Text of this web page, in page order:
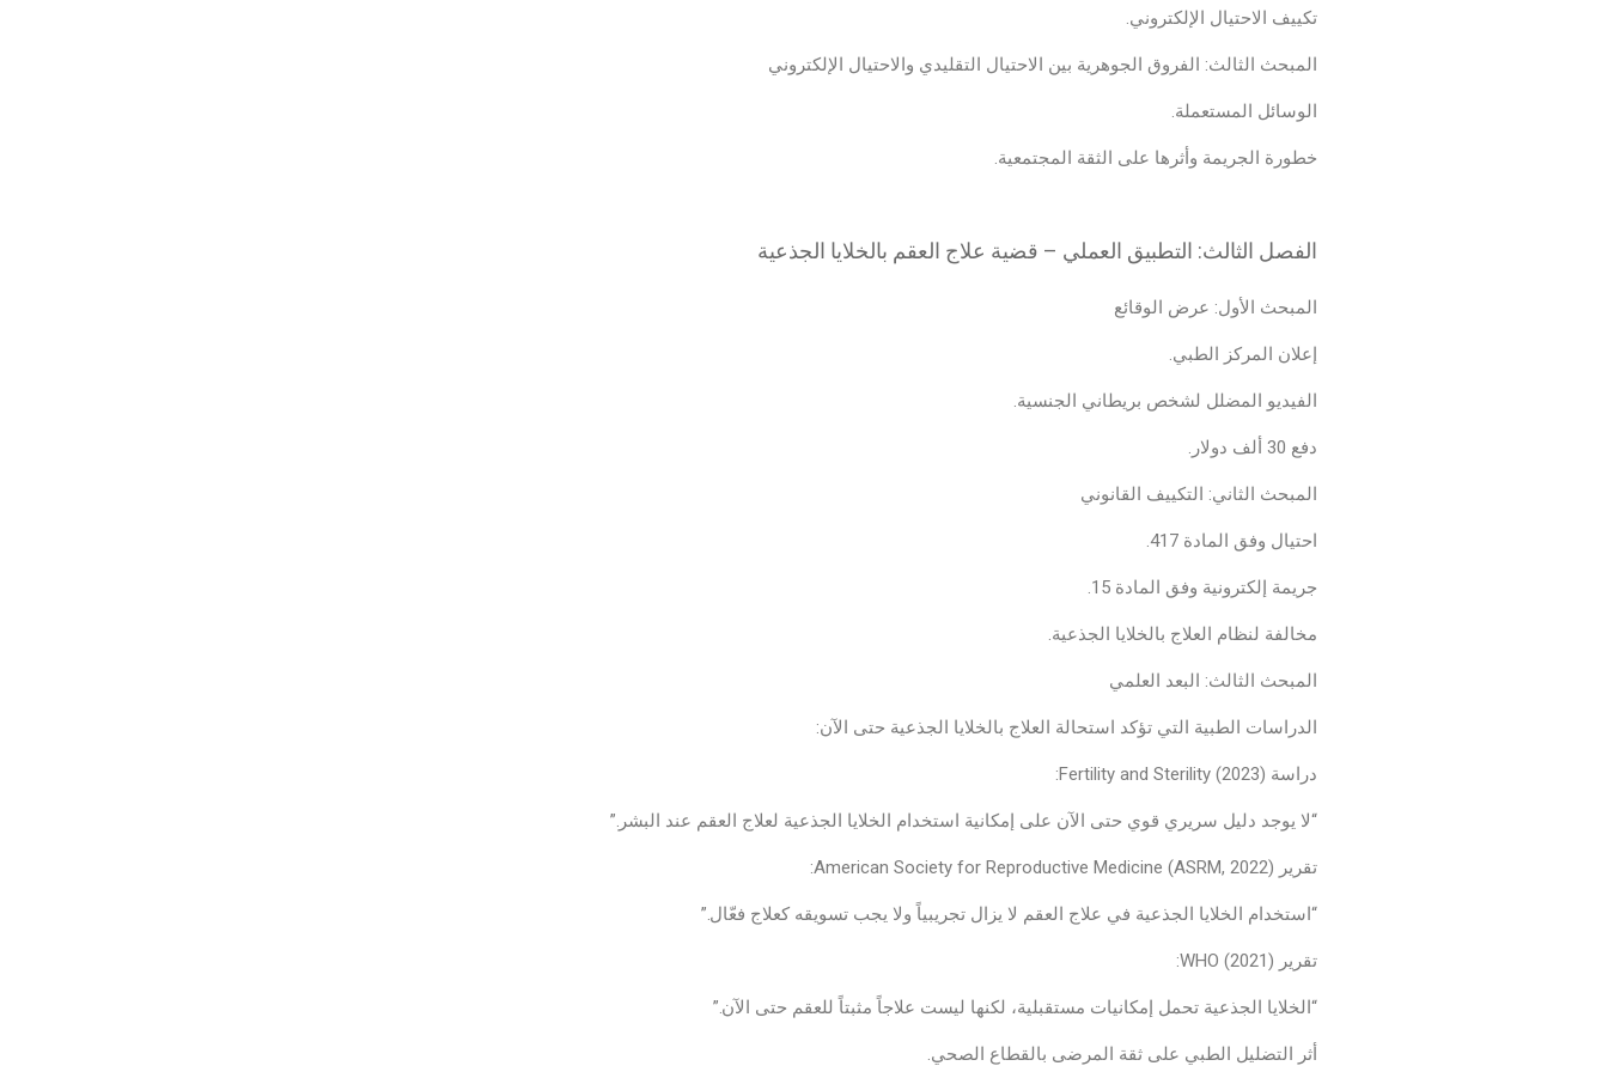
تكييف الاحتيال الإلكتروني.
المبحث الثالث: الفروق الجوهرية بين الاحتيال التقليدي والاحتيال الإلكتروني
الوسائل المستعملة.
خطورة الجريمة وأثرها على الثقة المجتمعية.
الفصل الثالث: التطبيق العملي – قضية علاج العقم بالخلايا الجذعية
المبحث الأول: عرض الوقائع
إعلان المركز الطبي.
الفيديو المضلل لشخص بريطاني الجنسية.
دفع 30 ألف دولار.
المبحث الثاني: التكييف القانوني
احتيال وفق المادة 417.
جريمة إلكترونية وفق المادة 15.
مخالفة لنظام العلاج بالخلايا الجذعية.
المبحث الثالث: البعد العلمي
الدراسات الطبية التي تؤكد استحالة العلاج بالخلايا الجذعية حتى الآن:
دراسة Fertility and Sterility (2023):
“لا يوجد دليل سريري قوي حتى الآن على إمكانية استخدام الخلايا الجذعية لعلاج العقم عند البشر.”
تقرير American Society for Reproductive Medicine (ASRM, 2022):
“استخدام الخلايا الجذعية في علاج العقم لا يزال تجريبياً ولا يجب تسويقه كعلاج فعّال.”
تقرير WHO (2021):
“الخلايا الجذعية تحمل إمكانيات مستقبلية، لكنها ليست علاجاً مثبتاً للعقم حتى الآن.”
أثر التضليل الطبي على ثقة المرضى بالقطاع الصحي.